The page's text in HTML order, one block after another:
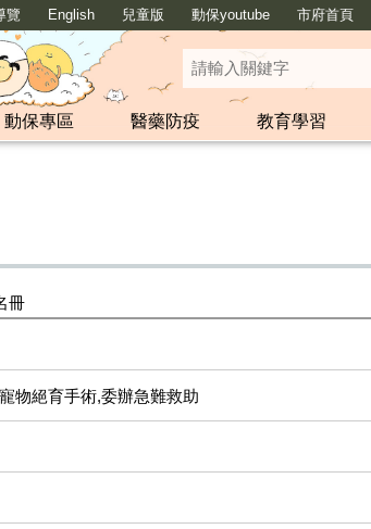
覽 English 兒童版 動保youtube 市府首頁
動保專區 醫藥防疫 教育學習
冊
物絕育手術,委辦急難救助